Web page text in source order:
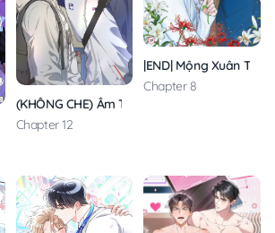
(KHÔNG CHE) Âm Thầm Tuổi Đôi Mươi
Chapter 12
|END| Mộng Xuân Thì
Chapter 8